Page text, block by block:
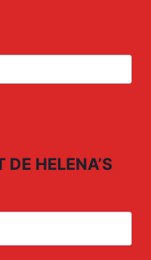
HELENA’S